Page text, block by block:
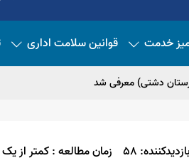
خدمت قوانین سلامت اداری
دشتی) معرفی شد
58 زمان مطالعه : کمتر از